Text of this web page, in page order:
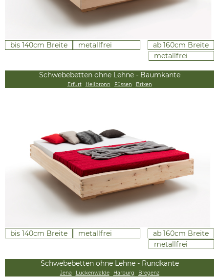
bis 140cm Breite ab 160cm Breite
metallfrei
metallfrei
Schwebebetten ohne Lehne - Baumkante
Erfurt Heilbronn Füssen Brixen
bis 140cm Breite ab 160cm Breite
metallfrei
metallfrei
Schwebebetten ohne Lehne - Rundkante
Jena Luckenwalde Harburg Bregenz